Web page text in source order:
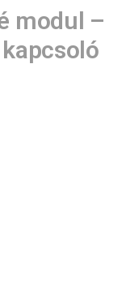
modul –